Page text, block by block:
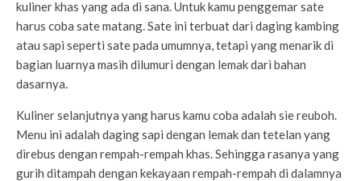
kuliner khas yang ada di sana. Untuk kamu penggemar sate
harus coba sate matang. Sate ini terbuat dari daging kambing
atau sapi seperti sate pada umumnya, tetapi yang menarik di
bagian luarnya masih dilumuri dengan lemak dari bahan
dasarnya.
Kuliner selanjutnya yang harus kamu coba adalah sie reuboh.
Menu ini adalah daging sapi dengan lemak dan tetelan yang
direbus dengan rempah-rempah khas. Sehingga rasanya yang
gurih ditampah dengan kekayaan rempah-rempah di dalamnya